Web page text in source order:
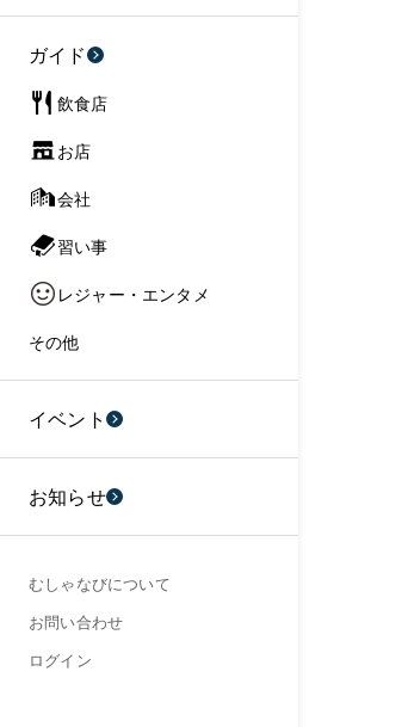
ガイド
飲食店
お店
会社
習い事
レジャー・エンタメ
その他
イベント
お知らせ
むしゃなびについて
お問い合わせ
ログイン